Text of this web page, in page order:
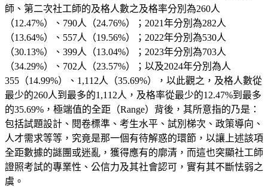
師、第二次社工師的及格人數之及格率分別為260人
（12.47%）、790人（24.76%）；2021年分別為282人
（13.64%）、557人（19.56%）；2022年分別為530人
（30.13%）、399人（13.04%）；2023年分別為703人
（34.29%）、702人（23.57%）；以及2024年分別為人
355（14.99%）、1,112人（35.69%），以此觀之，及格人數從
最少的260人到最多的1,112人，及格率從最少的12.47%到最多
的35.69%，極端值的全距（Range）背後，其所意指的乃是：
包括試題設計、閱卷標準、考生水平、試別梯次、政策導向、
人才需求等等，究竟是那一個有待解惑的環節，以讓上述該項
全距數據的謎團或迷亂，獲得應有的廓清，而這也突顯社工師
證照考試的專業性、公信力及其社會認可，實有其不斷怯弱之
虞。